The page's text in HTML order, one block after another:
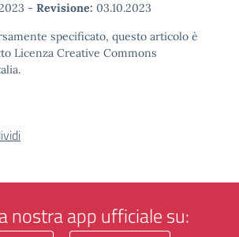
- Revisione: 03.10.2023
specificato, questo articolo è
Licenza Creative Commons
nostra app ufficiale su: